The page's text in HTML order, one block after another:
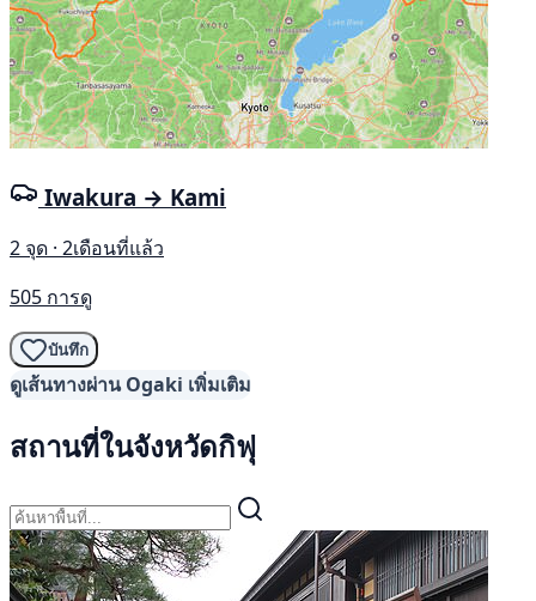
Iwakura → Kami
2 จุด · 2เดือนที่แล้ว
505 การดู
บันทึก
ดูเส้นทางผ่าน Ogaki เพิ่มเติม
สถานที่ในจังหวัดกิฟุ